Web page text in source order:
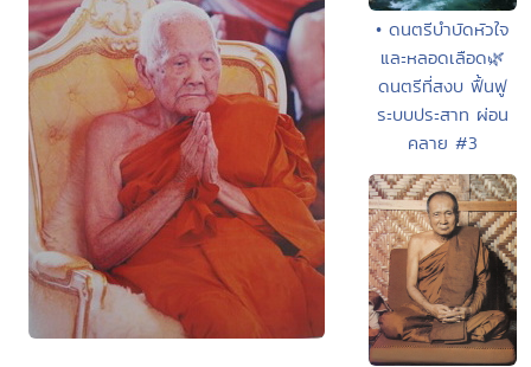
• ดนตรีบำบัดหัวใจ
และหลอดเลือด🌿
ดนตรีที่สงบ ฟื้นฟู
ระบบประสาท ผ่อน
คลาย #3